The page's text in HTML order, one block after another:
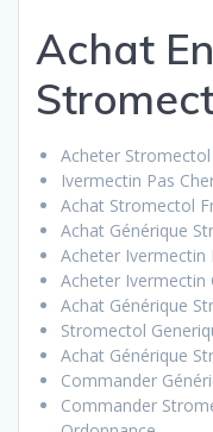
Achat
Acheter
Ivermectin Pas
Achat Stromectol
Achat Générique
Acheter Ivermectin
Acheter Ivermectin
Achat Générique
Stromectol
Achat Générique
Commander
Commander